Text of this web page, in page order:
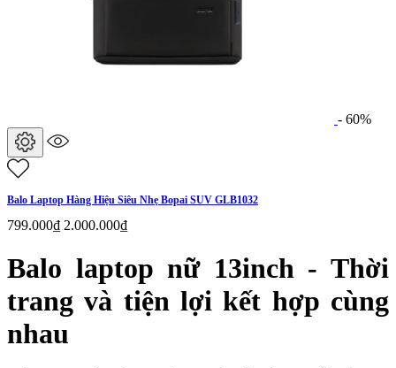
- 60%
Balo Laptop Hàng Hiệu Siêu Nhẹ Bopai SUV GLB1032
799.000₫ 2.000.000₫
Balo laptop nữ 13inch - Thời
trang và tiện lợi kết hợp cùng
nhau